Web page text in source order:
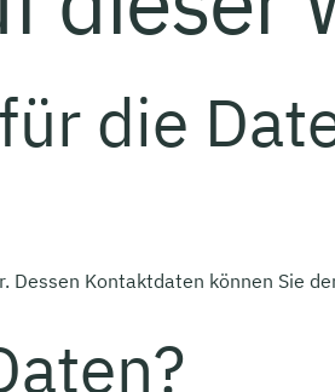
die
Kontaktdaten können Sie